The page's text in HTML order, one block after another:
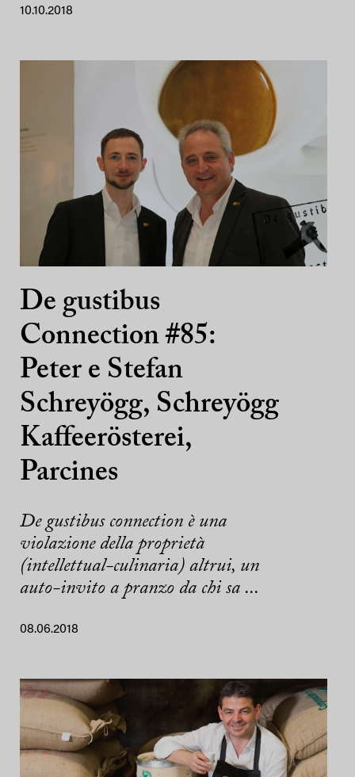
10.10.2018
De gustibus
Connection #85:
Peter e Stefan
Schreyögg, Schreyögg
Kaffeerösterei,
Parcines
De gustibus connection è una
violazione della proprietà
(intellettual-culinaria) altrui, un
auto-invito a pranzo da chi sa ...
08.06.2018